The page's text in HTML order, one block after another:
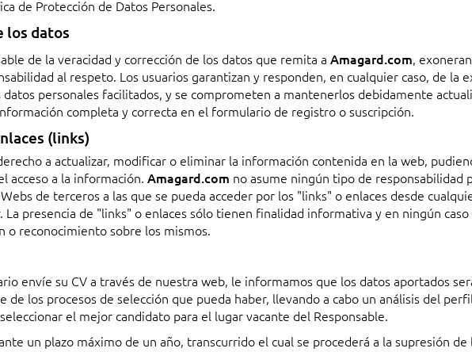
de Protección de Datos Personales.
los datos
de la veracidad y corrección de los datos que remita a Amagard.com,
al respeto. Los usuarios garantizan y responden, en cualquier caso, de la
personales facilitados, y se comprometen a mantenerlos debidamente
completa y correcta en el formulario de registro o suscripción.
(links)
a actualizar, modificar o eliminar la información contenida en la web,
acceso a la información. Amagard.com no asume ningún tipo de responsabilidad
de terceros a las que se pueda acceder por los "links" o enlaces desde
presencia de "links" o enlaces sólo tienen finalidad informativa y en ningún caso
o reconocimiento sobre los mismos.
envíe su CV a través de nuestra web, le informamos que los datos aportados
de los procesos de selección que pueda haber, llevando a cabo un análisis del
el mejor candidato para el lugar vacante del Responsable.
un plazo máximo de un año, transcurrido el cual se procederá a la supresión de